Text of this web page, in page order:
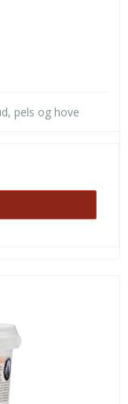
pels og hove